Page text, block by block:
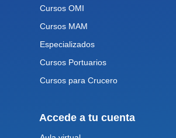
Cursos OMI
Cursos MAM
Especializados
Cursos Portuarios
Cursos para Crucero
Accede a tu cuenta